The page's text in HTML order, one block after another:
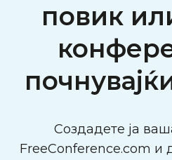
повик
Создадете ја
FreeConference.com и